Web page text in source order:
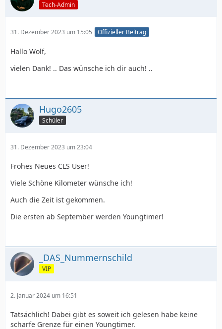
Tech-Admin
31. Dezember 2023 um 15:05 Offizieller Beitrag
Hallo Wolf,
vielen Dank! .. Das wünsche ich dir auch! ..
Hugo2605
Schüler
31. Dezember 2023 um 23:04
Frohes Neues CLS User!
Viele Schöne Kilometer wünsche ich!
Auch die Zeit ist gekommen.
Die ersten ab September werden Youngtimer!
_DAS_Nummernschild
VIP
2. Januar 2024 um 16:51
Tatsächlich! Dabei gibt es soweit ich gelesen habe keine
scharfe Grenze für einen Youngtimer.